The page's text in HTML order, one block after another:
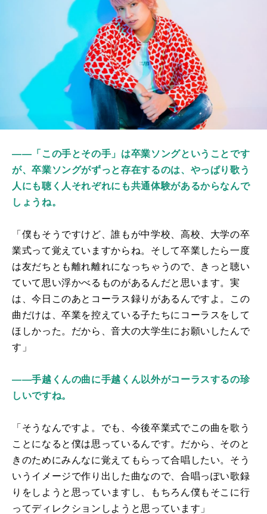
――「この手とその手」は卒業ソングということです
が、卒業ソングがずっと存在するのは、やっぱり歌う
人にも聴く人それぞれにも共通体験があるからなんで
しょうね。
「僕もそうですけど、誰もが中学校、高校、大学の卒
業式って覚えていますからね。そして卒業したら一度
は友だちとも離れ離れになっちゃうので、きっと聴い
ていて思い浮かべるものがあるんだと思います。実
は、今日このあとコーラス録りがあるんですよ。この
曲だけは、卒業を控えている子たちにコーラスをして
ほしかった。だから、音大の大学生にお願いしたんで
す」
――手越くんの曲に手越くん以外がコーラスするの珍
しいですね。
「そうなんですよ。でも、今後卒業式でこの曲を歌う
ことになると僕は思っているんです。だから、そのと
きのためにみんなに覚えてもらって合唱したい。そう
いうイメージで作り出した曲なので、合唱っぽい歌録
りをしようと思っていますし、もちろん僕もそこに行
ってディレクションしようと思っています」